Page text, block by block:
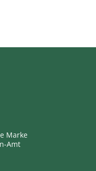
Marke
Amt